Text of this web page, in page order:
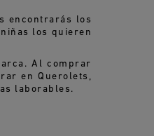
encontrarás los
los quieren
Al comprar
en Querolets,
laborables.